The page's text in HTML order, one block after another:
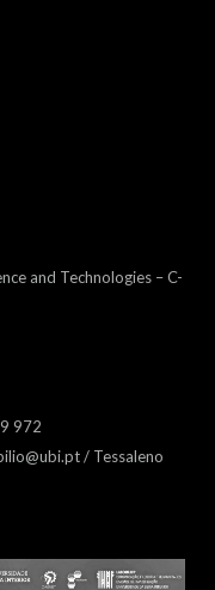
and Technologies – C-
972
/ Tessaleno